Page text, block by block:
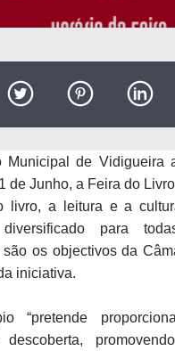
Municipal de Vidigueira
de Junho, a Feira do
livro, a leitura e a
diversificado para
são os objectivos da
iniciativa.
“pretende